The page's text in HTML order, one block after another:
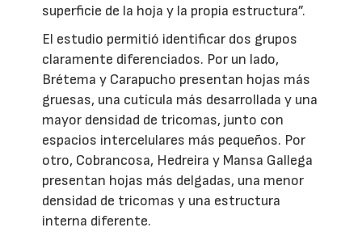
superficie de la hoja y la propia estructura”.
El estudio permitió identificar dos grupos
claramente diferenciados. Por un lado,
Brétema y Carapucho presentan hojas más
gruesas, una cutícula más desarrollada y una
mayor densidad de tricomas, junto con
espacios intercelulares más pequeños. Por
otro, Cobrancosa, Hedreira y Mansa Gallega
presentan hojas más delgadas, una menor
densidad de tricomas y una estructura
interna diferente.